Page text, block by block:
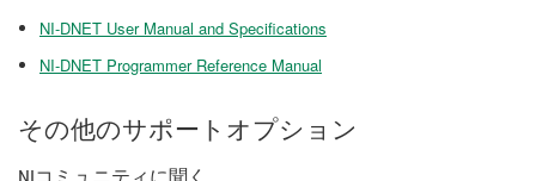
NI-DNET User Manual and Specifications
NI-DNET Programmer Reference Manual
その他のサポートオプション